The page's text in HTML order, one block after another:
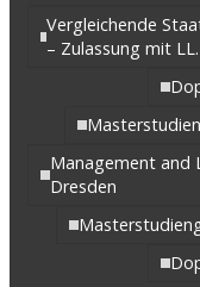
Vergleichende
– Zulassung mit
Management and
Dresden